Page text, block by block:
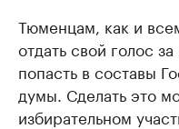
Тюменцам, как и
отдать свой голос
попасть в составы
думы. Сделать это
избирательном